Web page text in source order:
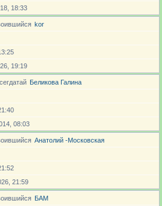
18:33
kor
19:19
Беликова Галина
08:03
Анатолий -Московская
21:59
БАМ